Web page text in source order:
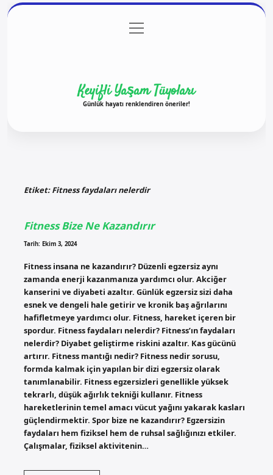
Gizlilik Politikası
menüyü
aç
Keyifli Yaşam Tüyoları
Günlük hayatı renklendiren öneriler!
Etiket:Fitness faydaları nelerdir
Fitness Bize Ne Kazandırır
Tarih: Ekim 3, 2024
Fitness insana ne kazandırır? Düzenli egzersiz aynı
zamanda enerji kazanmanıza yardımcı olur. Akciğer
kanserini ve diyabeti azaltır. Günlük egzersiz sizi daha
esnek ve dengeli hale getirir ve kronik baş ağrılarını
hafifletmeye yardımcı olur. Fitness, hareket içeren bir
spordur. Fitness faydaları nelerdir? Fitness’ın faydaları
nelerdir? Diyabet geliştirme riskini azaltır. Kas gücünü
artırır. Fitness mantığı nedir? Fitness nedir sorusu,
formda kalmak için yapılan bir dizi egzersiz olarak
tanımlanabilir. Fitness egzersizleri genellikle yüksek
tekrarlı, düşük ağırlık tekniği kullanır. Fitness
hareketlerinin temel amacı vücut yağını yakarak kasları
güçlendirmektir. Spor bize ne kazandırır? Egzersizin
faydaları hem fiziksel hem de ruhsal sağlığınızı etkiler.
Çalışmalar, fiziksel aktivitenin…